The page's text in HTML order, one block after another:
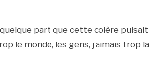
part que cette colère
le monde, les gens, j’aimais